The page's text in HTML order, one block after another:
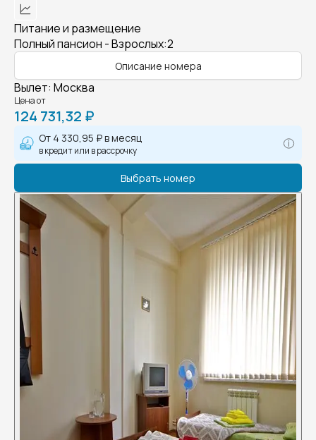
Питание и размещение
Полный пансион - Взрослых:2
Описание номера
Вылет: Москва
Цена от
124 731,32 ₽
От 4 330,95 ₽в месяц
в кредит или в рассрочку
Выбрать номер